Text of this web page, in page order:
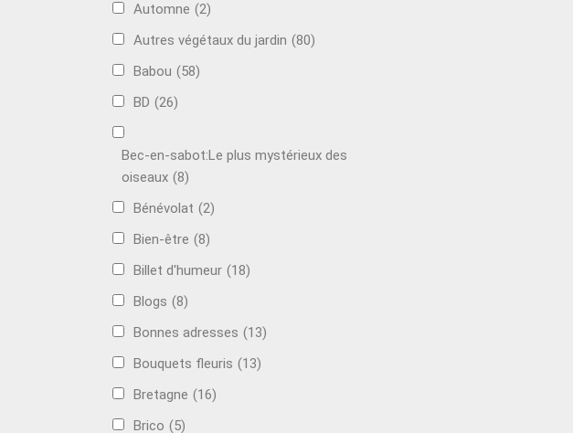
Automne (2)
Autres végétaux du jardin (80)
Babou (58)
BD (26)
Bec-en-sabot:Le plus mystérieux des
oiseaux (8)
Bénévolat (2)
Bien-être (8)
Billet d'humeur (18)
Blogs (8)
Bonnes adresses (13)
Bouquets fleuris (13)
Bretagne (16)
Brico (5)